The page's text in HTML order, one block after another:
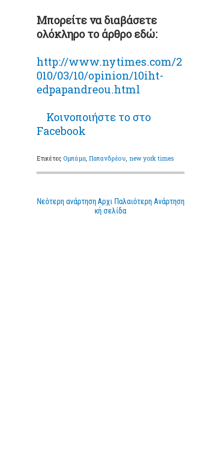
Μπορείτε να διαβάσετε
ολόκληρο το άρθρο εδώ:
http://www.nytimes.com/2
010/03/10/opinion/10iht-
edpapandreou.html
Κοινοποιήστε το στο
Facebook
ΕτικέτεςΟμπάμα ,Παπανδρέου new york times
Νεότερη ανάρτηση Παλαιότερη Ανάρτηση
Αρχι
κή σελίδα